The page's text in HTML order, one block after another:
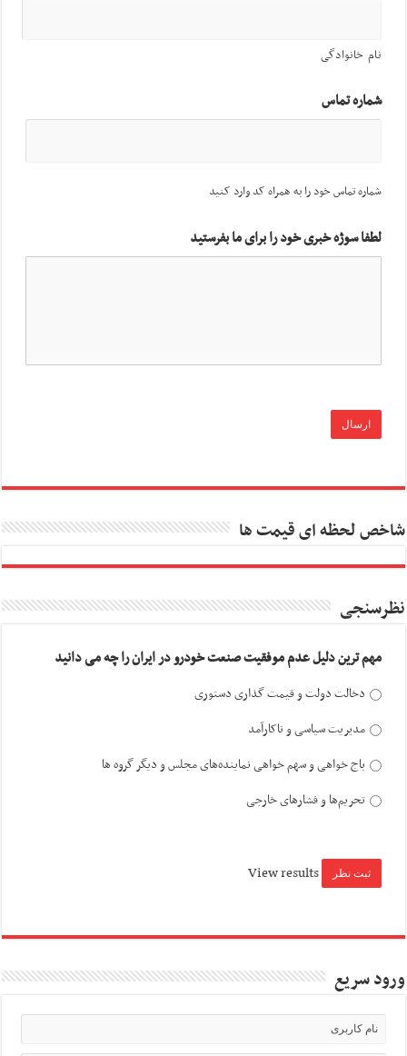
نام خانوادگی
شماره تماس
شماره تماس خود را به همراه کد وارد کنید
لطفا سوژه خبری خود را برای ما بفرستید
شاخص لحظه ای قیمت ها
نظرسنجی
مهم ترین دلیل عدم موفقیت صنعت خودرو در ایران را چه می دانید
دخالت دولت و قیمت گذاری دستوری
مدیریت سیاسی و ناکارآمد
باج خواهی و سهم خواهی نماینده‌های مجلس و دیگر گروه ها
تحریم‌ها و فشارهای خارجی
View results
ورود سریع